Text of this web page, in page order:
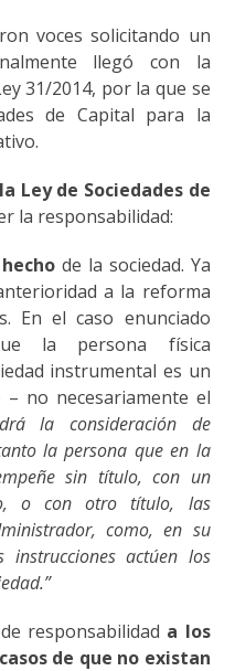
voces solicitando un
llegó con la
31/2014, por la que se
de Capital para la
Ley de Sociedades de
la responsabilidad:
de la sociedad. Ya
a la reforma
En el caso enunciado
la persona física
instrumental es un
no necesariamente el
la consideración de
la persona que en la
sin título, con un
o con otro título, las
como, en su
instrucciones actúen los
responsabilidad a los
de que no existan